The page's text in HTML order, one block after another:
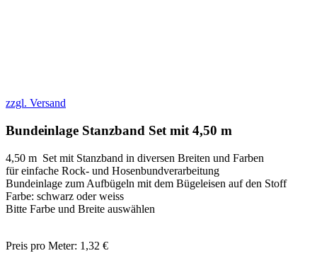
zzgl. Versand
Bundeinlage Stanzband Set mit 4,50 m
4,50 m Set mit Stanzband in diversen Breiten und Farben
für einfache Rock- und Hosenbundverarbeitung
Bundeinlage zum Aufbügeln mit dem Bügeleisen auf den Stoff
Farbe: schwarz oder weiss
Bitte Farbe und Breite auswählen
Preis pro Meter: 1,32 €